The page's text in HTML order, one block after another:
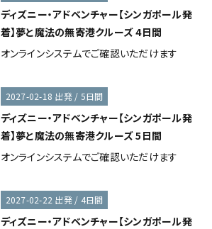
ディズニー・アドベンチャー【シンガポール発
着】夢と魔法の無寄港クルーズ 4日間
オンラインシステムでご確認いただけます
2027-02-18 出発 / 5日間
ディズニー・アドベンチャー【シンガポール発
着】夢と魔法の無寄港クルーズ 5日間
オンラインシステムでご確認いただけます
2027-02-22 出発 / 4日間
ディズニー・アドベンチャー【シンガポール発